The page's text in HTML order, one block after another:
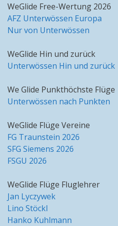
WeGlide Free-Wertung 2026
AFZ Unterwössen Europa
Nur von Unterwössen
WeGlide Hin und zurück
Unterwössen Hin und zurück
We Glide Punkthöchste Flüge
Unterwössen nach Punkten
WeGlide Flüge Vereine
FG Traunstein 2026
SFG Siemens 2026
FSGU 2026
WeGlide Flüge Fluglehrer
Jan Lyczywek
Lino Stöckl
Hanko Kuhlmann